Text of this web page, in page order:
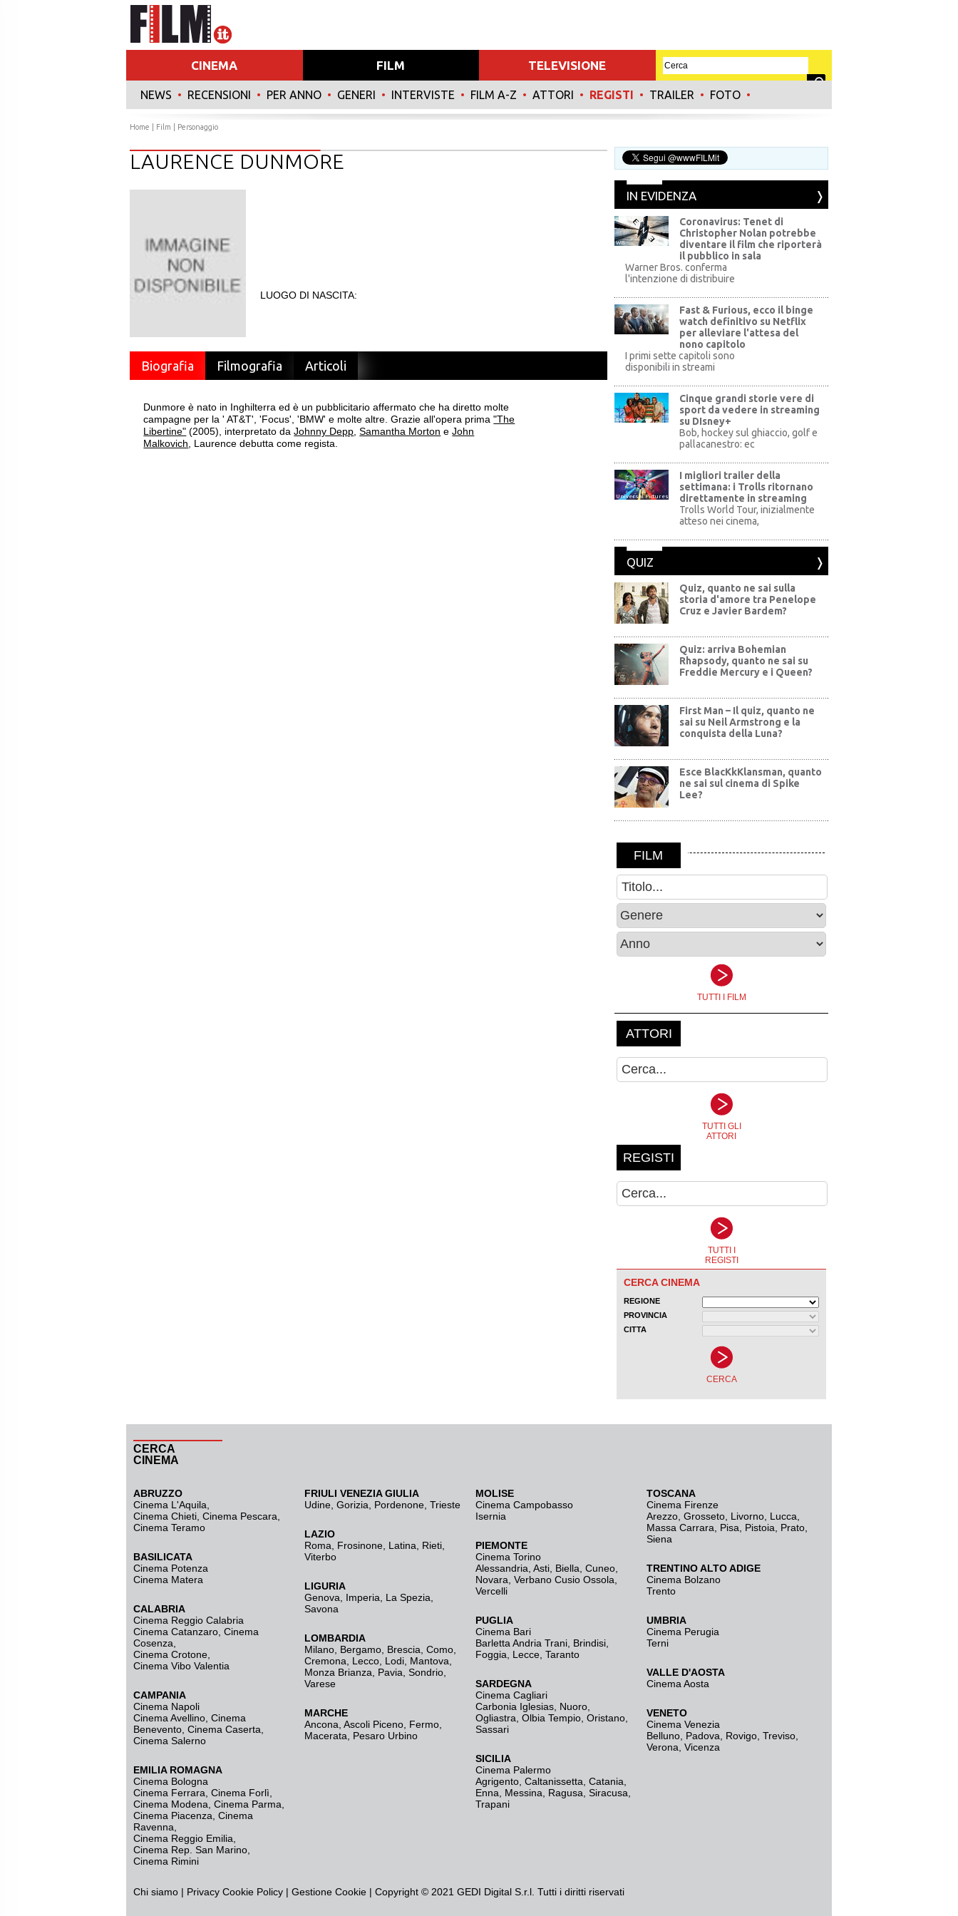
CINEMA FILM TELEVISIONE
NEWS • RECENSIONI • PER ANNO • GENERI • INTERVISTE • FILM A-Z • ATTORI • REGISTI • TRAILER • FOTO •
Home Film | Personaggio
LAURENCE DUNMORE
LUOGO DI NASCITA:
Biografia Filmografia Articoli
Dunmore è nato in Inghilterra ed è un pubblicitario affermato che ha diretto molte
campagne per la ' AT&T', 'Focus', 'BMW' e molte altre. Grazie all'opera prima"The
Libertine" (2005), interpretato daJohnny Depp ,Samantha Morton eJohn
Malkovich , Laurence debutta come regista.
IN EVIDENZA
WB
Coronavirus: Tenet di
Christopher Nolan potrebbe
diventare il film che riporterà
il pubblico in sala
Warner Bros. conferma
l'intenzione di distribuire
Fast & Furious, ecco il binge
watch definitivo su Netflix
per alleviare l'attesa del
nono capitolo
I primi sette capitoli sono
disponibili in streami
Disney+
Cinque grandi storie vere di
sport da vedere in streaming
su DIsney+
Bob, hockey sul ghiaccio, golf e
pallacanestro: ec
Universal Pictures
I migliori trailer della
settimana: i Trolls ritornano
direttamente in streaming
Trolls World Tour, inizialmente
atteso nei cinema,
QUIZ
Quiz, quanto ne sai sulla
storia d'amore tra Penelope
Cruz e Javier Bardem?
Quiz: arriva Bohemian
Rhapsody, quanto ne sai su
Freddie Mercury e i Queen?
First Man – Il quiz, quanto ne
sai su Neil Armstrong e la
conquista della Luna?
Esce BlacKkKlansman, quanto
ne sai sul cinema di Spike
Lee?
CERCA
CINEMA
ABRUZZO
Cinema L'Aquila
Cinema Chieti, Cinema Pescara,
Cinema Teramo
BASILICATA
Cinema Potenza
Cinema Matera
CALABRIA
Cinema Reggio Calabria
Cinema Catanzaro Cinema
Cosenza
Cinema Crotone
Cinema Vibo Valentia
CAMPANIA
Cinema Napoli
Cinema Avellino Cinema
Benevento Cinema Caserta
Cinema Salerno
EMILIA ROMAGNA
Cinema Bologna
Cinema Ferrara Cinema Forlì
Cinema Modena Cinema Parma
Cinema Piacenza Cinema
Ravenna
Cinema Reggio Emilia
Cinema Rep. San Marino
Cinema Rimini
FRIULI VENEZIA GIULIA
Udine Gorizia Pordenone Trieste
LAZIO
Roma
Frosinone Latina Rieti
Viterbo
LIGURIA
Genova
Imperia La Spezia
Savona
LOMBARDIA
Milano Bergamo Brescia, Como
Cremona
Lecco Lodi Mantova
Monza Brianza
Pavia Sondrio
Varese
MARCHE
Ancona Ascoli Piceno Fermo
Macerata
Pesaro Urbino
MOLISE
Cinema Campobasso
Isernia
PIEMONTE
Cinema Torino
Alessandria Asti Biella Cuneo
Novara Verbano Cusio Ossola
Vercelli
PUGLIA
Cinema Bari
Barletta Andria Trani Brindisi
Foggia
Lecce Taranto
SARDEGNA
Cinema Cagliari
Carbonia Iglesias Nuoro
Ogliastra Olbia Tempio Oristano
Sassari
SICILIA
Cinema Palermo
Agrigento Caltanissetta Catania
Enna
Messina Ragusa Siracusa
Trapani
TOSCANA
Cinema Firenze
Arezzo Grosseto Livorno Lucca
Massa Carrara
Pisa Pistoia Prato
Siena
TRENTINO ALTO ADIGE
Cinema Bolzano
Trento
UMBRIA
Cinema Perugia
Terni
VALLE D'AOSTA
Cinema Aosta
VENETO
Cinema Venezia
Belluno Padova Rovigo Treviso
Verona Vicenza
Chi siamo | Privacy Cookie Policy | Gestione Cookie | Copyright © 2021 GEDI Digital S.r.l. Tutti i diritti riservati